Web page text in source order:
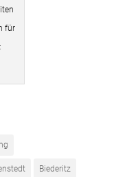
für
Biederitz